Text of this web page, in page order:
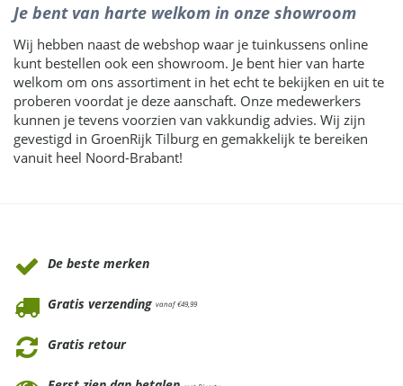
Je bent van harte welkom in onze showroom
Wij hebben naast de webshop waar je tuinkussens online
kunt bestellen ook een showroom. Je bent hier van harte
welkom om ons assortiment in het echt te bekijken en uit te
proberen voordat je deze aanschaft. Onze medewerkers
kunnen je tevens voorzien van vakkundig advies. Wij zijn
gevestigd in GroenRijk Tilburg en gemakkelijk te bereiken
vanuit heel Noord-Brabant!
De beste merken
Gratis verzending vanaf €49,99
Gratis retour